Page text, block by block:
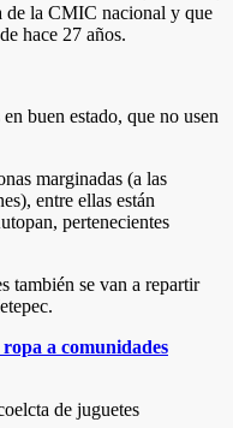
de la CMIC nacional y que
hace 27 años.
buen estado, que no usen
marginadas (a las
entre ellas están
pertenecientes
también se van a repartir
a comunidades